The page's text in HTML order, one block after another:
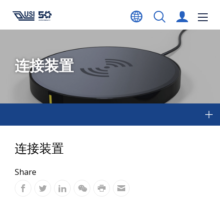
连接装置
连接装置
Share